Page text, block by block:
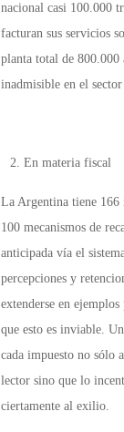
nacional casi 100.000
facturan sus servicios
planta total de 800.000
inadmisible en el
En materia fiscal
La Argentina tiene 166
100 mecanismos de
anticipada vía el
percepciones y
extenderse en
que esto es inviable.
cada impuesto no sólo
lector sino que lo
ciertamente al exilio.